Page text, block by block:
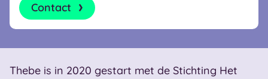
Contact
Thebe is in 2020 gestart met de Stichting Het